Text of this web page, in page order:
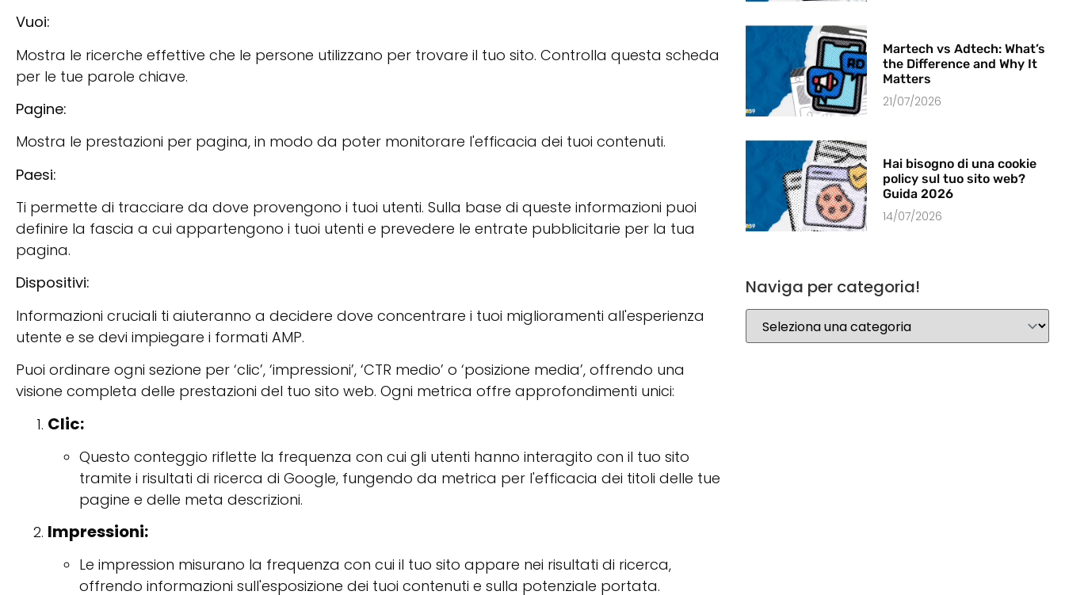
Vuoi:
Mostra le ricerche effettive che le persone utilizzano per trovare il tuo sito. Controlla questa scheda
per le tue parole chiave.
Pagine:
Mostra le prestazioni per pagina, in modo da poter monitorare l'efficacia dei tuoi contenuti.
Paesi:
Ti permette di tracciare da dove provengono i tuoi utenti. Sulla base di queste informazioni puoi
definire la fascia a cui appartengono i tuoi utenti e prevedere le entrate pubblicitarie per la tua
pagina.
Dispositivi:
Informazioni cruciali ti aiuteranno a decidere dove concentrare i tuoi miglioramenti all'esperienza
utente e se devi impiegare i formati AMP.
Puoi ordinare ogni sezione per ‘clic’, ‘impressioni’, ‘CTR medio’ o ‘posizione media’, offrendo una
visione completa delle prestazioni del tuo sito web. Ogni metrica offre approfondimenti unici:
Clic:
Questo conteggio riflette la frequenza con cui gli utenti hanno interagito con il tuo sito
tramite i risultati di ricerca di Google, fungendo da metrica per l'efficacia dei titoli delle tue
pagine e delle meta descrizioni.
Impressioni:
Le impression misurano la frequenza con cui il tuo sito appare nei risultati di ricerca,
offrendo informazioni sull'esposizione dei tuoi contenuti e sulla potenziale portata.
Martech vs Adtech: What’s
the Difference and Why It
Matters
21/07/2026
Hai bisogno di una cookie
policy sul tuo sito web?
Guida 2026
14/07/2026
Naviga per categoria!